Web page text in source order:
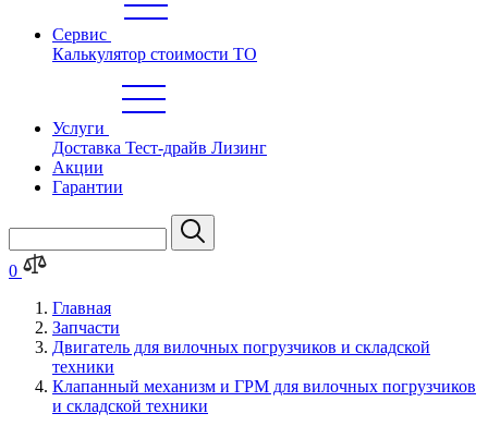
Сервис
Калькулятор стоимости ТО
Услуги
Доставка Тест-драйв Лизинг
Акции
Гарантии
0
Главная
Запчасти
Двигатель для вилочных погрузчиков и складской
техники
Клапанный механизм и ГРМ для вилочных погрузчиков
и складской техники